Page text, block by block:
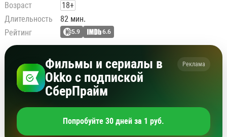
Возраст
18+
Длительность
82 мин.
Рейтинг
5.9 6.6
Фильмы и сериалы в
Okko с подпиской
СберПрайм
Реклама
Попробуйте 30 дней за 1 руб.